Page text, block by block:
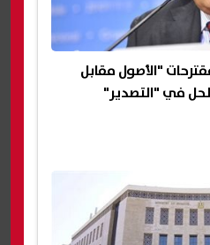
"الأصول مقابل
في "التصدير"